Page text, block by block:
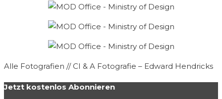
Alle Fotografien // CI & A Fotografie – Edward Hendricks
Jetzt kostenlos Abonnieren